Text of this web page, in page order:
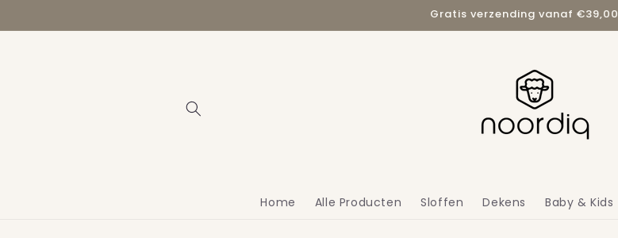
content
Gratis verzending vanaf €39,00
Home Alle Producten Sloffen Dekens Baby & Kids